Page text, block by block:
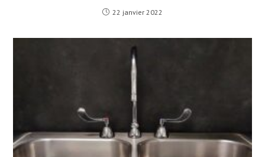
22 janvier 2022